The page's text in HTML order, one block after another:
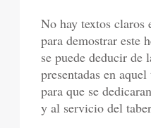
No hay textos claros
para demostrar este
se puede deducir de
presentadas en
para que se
y al servicio del